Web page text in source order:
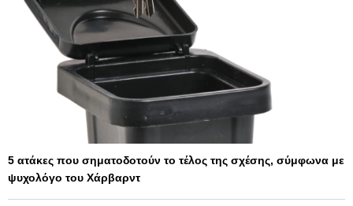
5 ατάκες που σηματοδοτούν το τέλος της σχέσης, σύμφωνα με
ψυχολόγο του Χάρβαρντ